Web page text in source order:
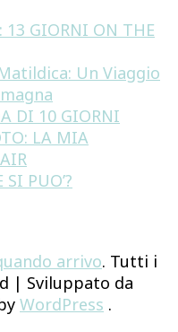
13 GIORNI ON THE
Un Viaggio
DI 10 GIORNI
LA MIA
PUO’?
arrivo. Tutti i
| Sviluppato da
WordPress .